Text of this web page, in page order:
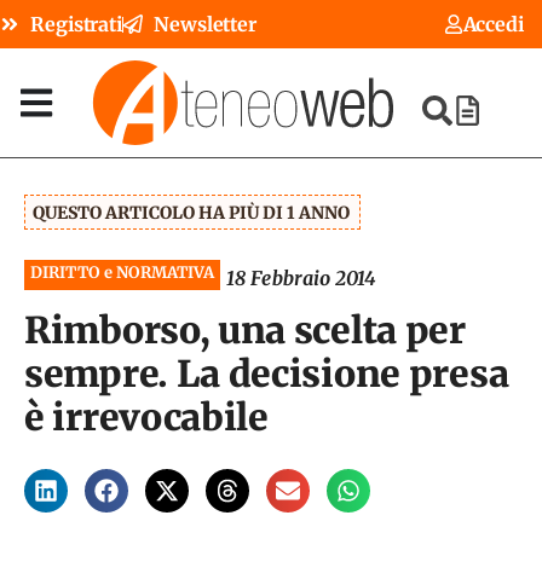
Registrati Newsletter Accedi
QUESTO ARTICOLO HA PIÙ DI 1 ANNO
DIRITTO e NORMATIVA 18 Febbraio 2014
Rimborso, una scelta per
sempre. La decisione presa
è irrevocabile